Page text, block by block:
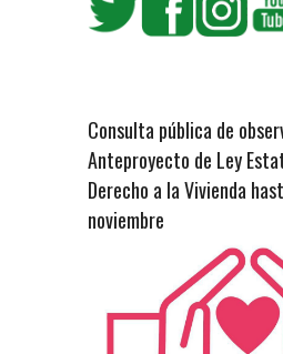
Consulta pública de
Anteproyecto de Ley
Derecho a la Vivienda
noviembre